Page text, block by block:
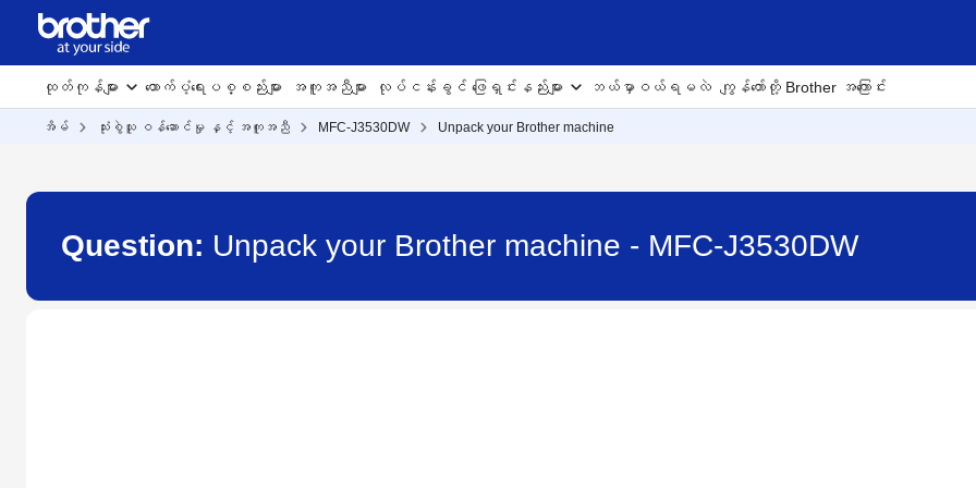
ထုတ်ကုန်များ ထောက်ပံ့ရေးပစ္စည်းများ အကူအညီများ လုပ်ငန်းခွင် ဖြေရှင်းနည်းများ ဘယ်မှာဝယ်ရမလဲ ကျွန်တော်တို့ Brother အကြောင်း
အိမ် သုံးစွဲသူ ဝန်ဆောင်မှု နှင့် အကူအညီ MFC-J3530DW Unpack your Brother machine
Question: Unpack your Brother machine - MFC-J3530DW